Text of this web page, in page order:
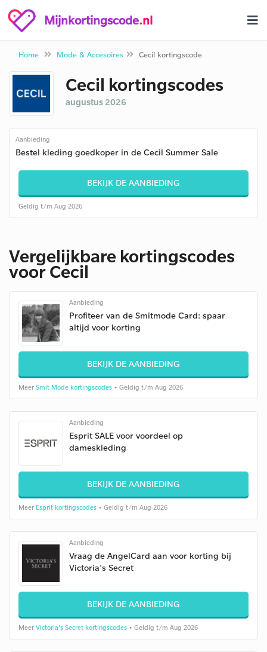
Mijnkortingscode.nl
Home Mode & Accesoires Cecil kortingscode
Cecil kortingscodes
augustus 2026
Aanbieding
Bestel kleding goedkoper in de Cecil Summer Sale
BEKIJK DE AANBIEDING
Geldig t/m Aug 2026
Vergelijkbare kortingscodes
voor Cecil
Aanbieding
Profiteer van de Smitmode Card: spaar
altijd voor korting
BEKIJK DE AANBIEDING
Meer Smit Mode kortingscodes • Geldig t/m Aug 2026
Aanbieding
Esprit SALE voor voordeel op
dameskleding
BEKIJK DE AANBIEDING
Meer Esprit kortingscodes • Geldig t/m Aug 2026
Aanbieding
Vraag de AngelCard aan voor korting bij
Victoria's Secret
BEKIJK DE AANBIEDING
Meer Victoria's Secret kortingscodes • Geldig t/m Aug 2026